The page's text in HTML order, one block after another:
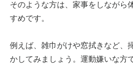
そのような方は、家事をしながら
すめです。
例えば、雑巾がけや窓拭きなど、
かしてみましょう。運動嫌いな方